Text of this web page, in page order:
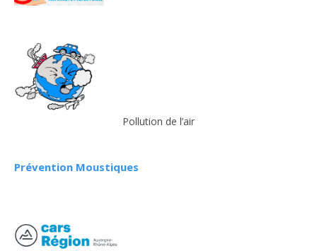
Pollution de l’air
Prévention Moustiques